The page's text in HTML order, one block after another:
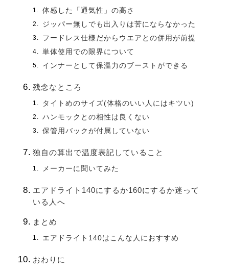
体感した「通気性」の高さ
ジッパー無しでも出入りは苦にならなかった
フードレス仕様だからウエアとの併用が前提
単体使用での限界について
インナーとして保温力のブーストができる
残念なところ
タイトめのサイズ(体格のいい人にはキツい)
ハンモックとの相性は良くない
保管用バックが付属していない
独自の算出で温度表記していること
メーカーに聞いてみた
エアドライト140にするか160にするか迷って
いる人へ
まとめ
エアドライト140はこんな人におすすめ
おわりに